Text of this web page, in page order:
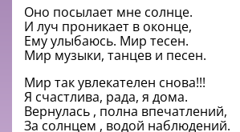
Оно посылает мне солнце.
И луч проникает в оконце,
Ему улыбаюсь. Мир тесен.
Мир музыки, танцев и песен.
Мир так увлекателен снова!!!
Я счастлива, рада, я дома.
Вернулась , полна впечатлений,
За солнцем , водой наблюдений.